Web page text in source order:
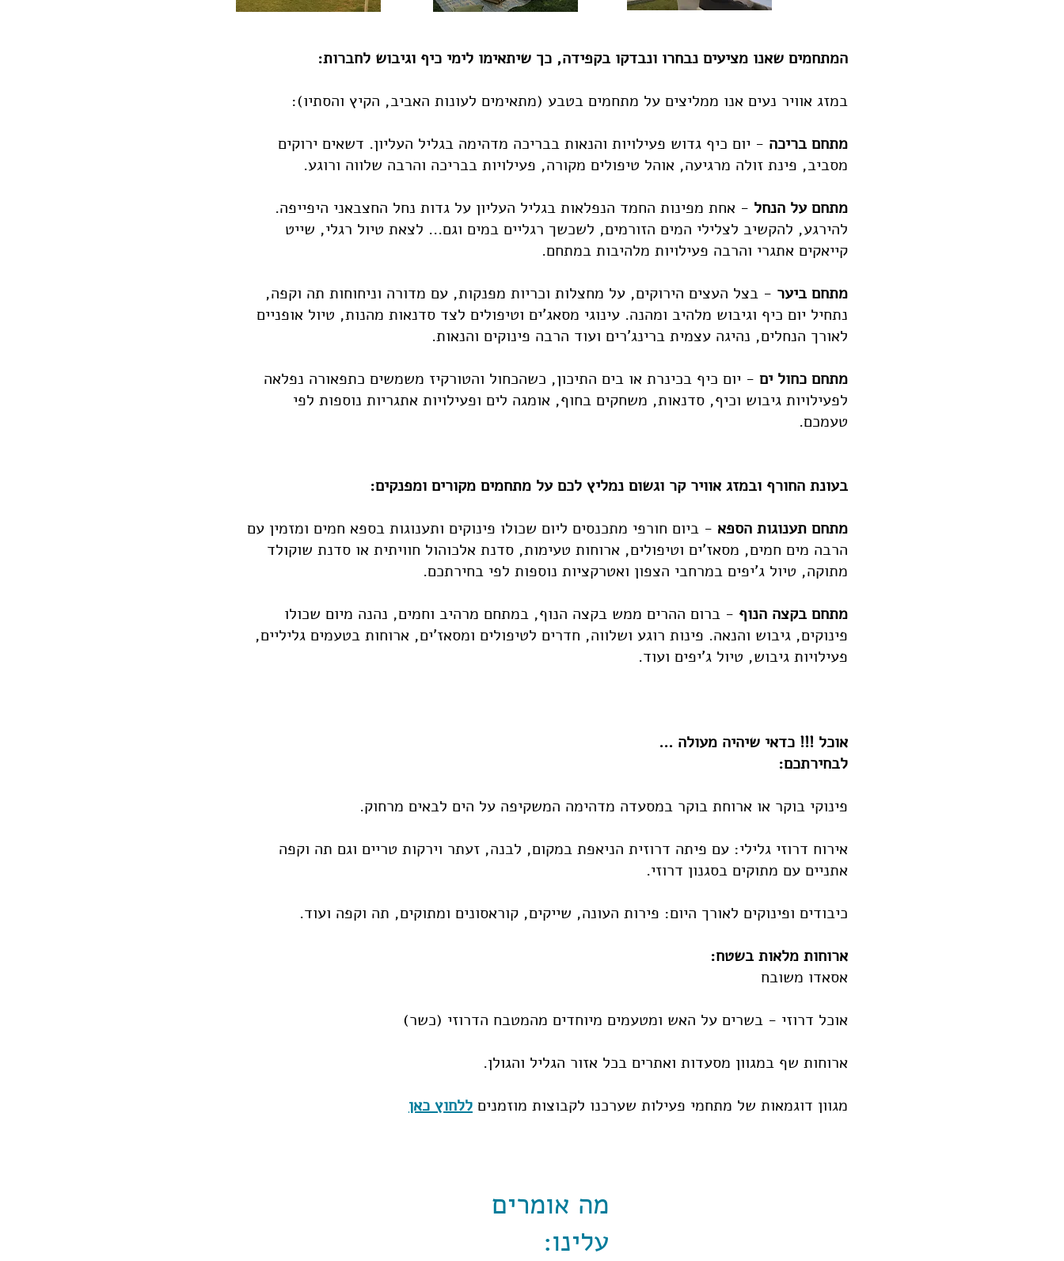
המתחמים שאנו מציעים נבחרו ונבדקו בקפידה, כך שיתאימו לימי כיף וגיבוש לחברות:
במזג אוויר נעים אנו ממליצים על מתחמים בטבע (מתאימים לעונות האביב, הקיץ והסתיו):
מתחם בריכה - יום כיף גדוש פעילויות והנאות בבריכה מדהימה בגליל העליון. דשאים ירוקים
מסביב, פינת זולה מרגיעה, אוהל טיפולים מקורה, פעילויות בבריכה והרבה שלווה ורוגע.
מתחם על הנחל - אחת מפינות החמד הנפלאות בגליל העליון על גדות נחל החצבאני היפייפה.
להירגע, להקשיב לצלילי המים הזורמים, לשכשך רגליים במים וגם... לצאת טיול רגלי, שייט
קייאקים אתגרי והרבה פעילויות מלהיבות במתחם.
מתחם ביער - בצל העצים הירוקים, על מחצלות וכריות מפנקות, עם מדורה וניחוחות תה וקפה,
נתחיל יום כיף וגיבוש מלהיב ומהנה. עינוגי מסאג'ים וטיפולים לצד סדנאות מהנות, טיול אופניים
לאורך הנחלים, נהיגה עצמית ברינג'רים ועוד הרבה פינוקים והנאות.
מתחם כחול ים - יום כיף בכינרת או בים התיכון, כשהכחול והטורקיז משמשים כתפאורה נפלאה
לפעילויות גיבוש וכיף, סדנאות, משחקים בחוף, אומגה לים ופעילויות אתגריות נוספות לפי
טעמכם.
בעונת החורף ובמזג אוויר קר וגשום נמליץ לכם על מתחמים מקורים ומפנקים:
מתחם תענוגות הספא - ביום חורפי מתכנסים ליום שכולו פינוקים ותענוגות בספא חמים ומזמין עם
הרבה מים חמים, מסאז'ים וטיפולים, ארוחות טעימות, סדנת אלכוהול חוויתית או סדנת שוקולד
מתוקה, טיול ג'יפים במרחבי הצפון ואטרקציות נוספות לפי בחירתכם.
מתחם בקצה הנוף - ברום ההרים ממש בקצה הנוף, במתחם מרהיב וחמים, נהנה מיום שכולו
פינוקים, גיבוש והנאה. פינות רוגע ושלווה, חדרים לטיפולים ומסאז'ים, ארוחות בטעמים גליליים,
פעילויות גיבוש, טיול ג'יפים ועוד.
אוכל !!! כדאי שיהיה מעולה ...
לבחירתכם:
פינוקי בוקר או ארוחת בוקר במסעדה מדהימה המשקיפה על הים לבאים מרחוק.
אירוח דרוזי גלילי: עם פיתה דרוזית הניאפת במקום, לבנה, זעתר וירקות טריים וגם תה וקפה
אתניים עם מתוקים בסגנון דרוזי.
כיבודים ופינוקים לאורך היום: פירות העונה, שייקים, קוראסונים ומתוקים, תה וקפה ועוד.
ארוחות מלאות בשטח:
אסאדו משובח
אוכל דרוזי - בשרים על האש ומטעמים מיוחדים מהמטבח הדרוזי (כשר)
ארוחות שף במגוון מסעדות ואתרים בכל אזור הגליל והגולן.
מגוון דוגמאות של מתחמי פעילות שערכנו לקבוצות מוזמנים ללחוץ כאן
מה אומרים
עלינו: